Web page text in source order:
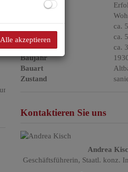
Kaufpreis
Fläche
ca.
Wohnfläche ca.
Grundfläche ca.
Baujahr
Bauart
Zustand
Kontaktieren Sie uns
Andrea
Geschäftsführerin, Staatl. konz.
Alle akzeptieren